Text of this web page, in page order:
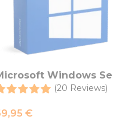
Windows
2025 Datacenter
(20 Reviews)
€